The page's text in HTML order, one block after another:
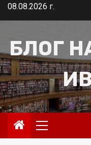
Skip08.08.2026 г.
БЛОГ
Primary
Menu